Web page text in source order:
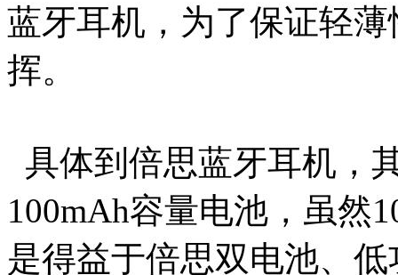
蓝牙耳机，为了保证轻
挥。
具体到倍思蓝牙耳机，
100mAh容量电池，虽然
是得益于倍思双电池、